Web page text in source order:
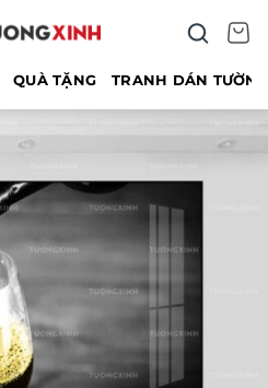
QUÀ TẶNG TRANH DÁN